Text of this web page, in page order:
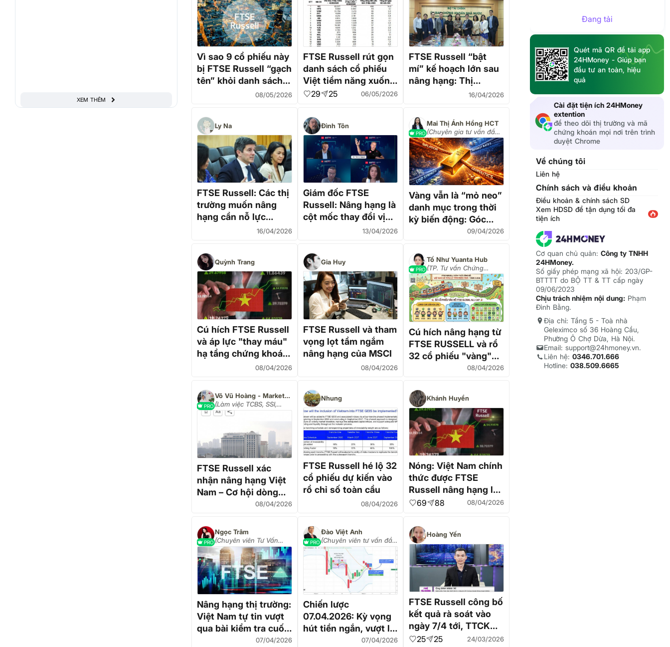
XEM THÊM
Vì sao 9 cổ phiếu này
bị FTSE Russell “gạch
tên” khỏi danh sách
08/05/2026
FTSE Russell rút gọn
danh sách cổ phiếu
Việt tiềm năng xuống
còn 23 mã
29 25 06/05/2026
FTSE Russell “bật
mí” kế hoạch lớn sau
nâng hạng: Thị
trường chứng khoán
sản phẩm mới?
16/04/2026
Ly Na
FTSE Russell: Các thị
trường muốn nâng
hạng cần nỗ lực
mạnh mẽ để đạt kết
16/04/2026
Đình Tôn
Giám đốc FTSE
Russell: Nâng hạng là
cột mốc thay đổi vị
thế của chứng khoán
13/04/2026
PRO
Mai Thị Ánh Hồng HCT
(Chuyên gia tư vấn đầu
tư hàng hoá)
Vàng vẫn là “mỏ neo”
danh mục trong thời
kỳ biến động: Góc
nhìn từ FTSE Russell
09/04/2026
Quỳnh Trang
Cú hích FTSE Russell
và áp lực "thay máu"
hạ tầng chứng khoán
08/04/2026
Gia Huy
FTSE Russell và tham
vọng lọt tầm ngắm
nâng hạng của MSCI
08/04/2026
PRO
Tố Như Yuanta Hub
(TP. Tư vấn Chứng
khoán & Quản lý Tài
sản)
Cú hích nâng hạng từ
FTSE RUSSELL và rổ
32 cổ phiếu "vàng"
đón sóng tỷ USD08/04/2026
PRO
Võ Vũ Hoàng - Market Radar
(Làm việc TCBS, SSI,
MBS, KAFI và VPS)
FTSE Russell xác
nhận nâng hạng Việt
Nam – Cơ hội dòng
08/04/2026
Nhung
FTSE Russell hé lộ 32
cổ phiếu dự kiến vào
rổ chỉ số toàn cầu
08/04/2026
Khánh Huyền
Nóng: Việt Nam chính
thức được FTSE
Russell nâng hạng lên
thị trường mới nổi
69 88 08/04/2026
PRO
Ngọc Trâm
(Chuyên viên Tư Vấn
Đầu Tư Chứng Khoán -
Quản lý Tài sản)
Nâng hạng thị trường:
Việt Nam tự tin vượt
qua bài kiểm tra cuối
của FTSE Russell sắp
07/04/2026
PRO
Đào Việt Anh
(Chuyên viên tư vấn đầu
tư cổ phiếu)
Chiến lược
07.04.2026: Kỳ vọng
hút tiền ngắn, vượt lại
MA20 1677 điểm07/04/2026
Hoàng Yến
FTSE Russell công bố
kết quả rà soát vào
ngày 7/4 tới, TTCK
Việt chính thức vào
25 25 24/03/2026
Đang tải
Quét mã QR để tải app
24HMoney - Giúp bạn
đầu tư an toàn, hiệu
quả
Cài đặt tiện ích 24HMoney
extention
để theo dõi thị trường và mã
chứng khoán mọi nơi trên trình
duyệt Chrome
Về chúng tôi
Liên hệ
Chính sách và điều khoản
Điều khoản & chính sách SD
Xem HDSD để tận dụng tối đa
tiện ích
Cơ quan chủ quản: Công ty TNHH
24HMoney.
Số giấy phép mạng xã hội: 203/GP-
BTTTT do BỘ TT & TT cấp ngày
09/06/2023
Chịu trách nhiệm nội dung: Phạm
Đình Bằng.
Địa chỉ: Tầng 5 - Toà nhà
Geleximco số 36 Hoàng Cầu,
Phường Ô Chợ Dừa, Hà Nội.
Email: support@24hmoney.vn.
Liên hệ: 0346.701.666
Hotline: 038.509.6665